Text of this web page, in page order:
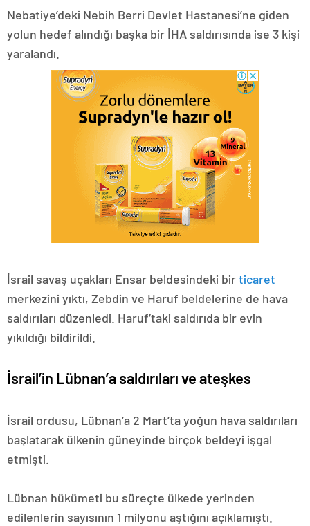
Nebatiye’deki Nebih Berri Devlet Hastanesi’ne giden
yolun hedef alındığı başka bir İHA saldırısında ise 3 kişi
yaralandı.
İsrail savaş uçakları Ensar beldesindeki birticaret
merkezini yıktı, Zebdin ve Haruf beldelerine de hava
saldırıları düzenledi. Haruf’taki saldırıda bir evin
yıkıldığı bildirildi.
İsrail’in Lübnan’a saldırıları ve ateşkes
İsrail ordusu, Lübnan’a 2 Mart’ta yoğun hava saldırıları
başlatarak ülkenin güneyinde birçok beldeyi işgal
etmişti.
Lübnan hükümeti bu süreçte ülkede yerinden
edilenlerin sayısının 1 milyonu aştığını açıklamıştı.